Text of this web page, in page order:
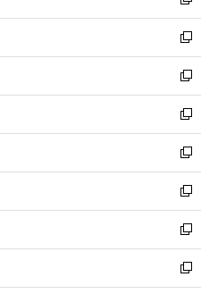
開
く
ン
ド
ウ
で
開
く
ウ
ィ
ン
ド
ウ
で
開
く
し
い
ウ
ィ
ン
ド
ウ
で
開
く
新
し
い
ウ
ィ
ン
ド
ウ
で
開
く
新
し
い
ウ
ィ
ン
ド
ウ
で
開
く
新
し
い
ウ
ィ
ン
ド
ウ
で
開
新
し
い
ウ
ィ
ン
ド
ウ
新
し
い
ウ
ィ
ン
新
し
い
ウ
新
し